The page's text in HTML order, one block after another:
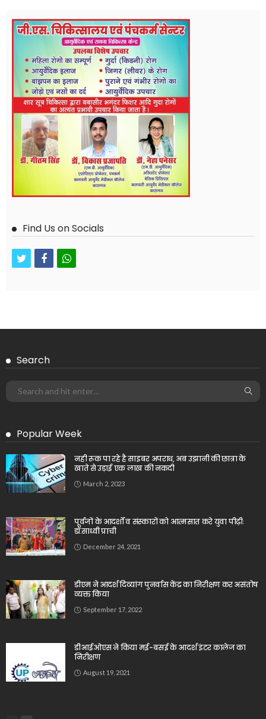
Find Us on Socials
twitterfacebookwhatsapp
Search
Popular Week
नही रूक पा रहे है साइबर अपराध, अब उझानी की छात्रा के
खाते से उड़ाई एक लाख की नकदी
March 2, 2023
पूर्वजों के आदर्शों व संस्कारों को आत्मसात करे युवा पीढ़ीः
डॉ.साध्वी प्राची
December 24, 2021
डीएम ने आदर्श दिव्यांग पुनर्वास केंद्र का निरीक्षण कर असंतोष
व्यक्त किया
September 17, 2022
डीआईओएस ने किया मई-बसई के आदर्श इंटर कालेज का
निरीक्षण
August 19, 2021